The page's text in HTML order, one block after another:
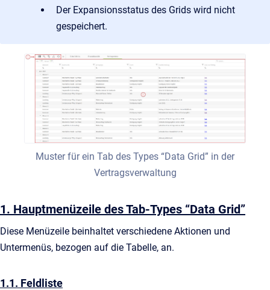
Der Expansionsstatus des Grids wird nicht
gespeichert.
Muster für ein Tab des Types “Data Grid” in der
Vertragsverwaltung
1. Hauptmenüzeile des Tab-Types “Data Grid”
Diese Menüzeile beinhaltet verschiedene Aktionen und
Untermenüs, bezogen auf die Tabelle, an.
1.1. Feldliste